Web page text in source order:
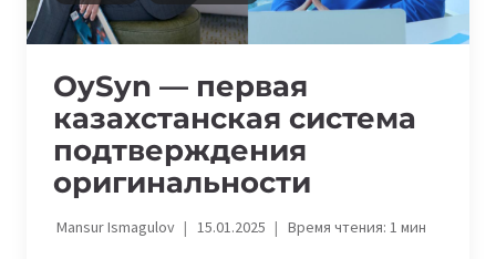
OySyn — первая
казахстанская система
подтверждения
оригинальности
Mansur Ismagulov 15.01.2025 Время чтения: 1мин